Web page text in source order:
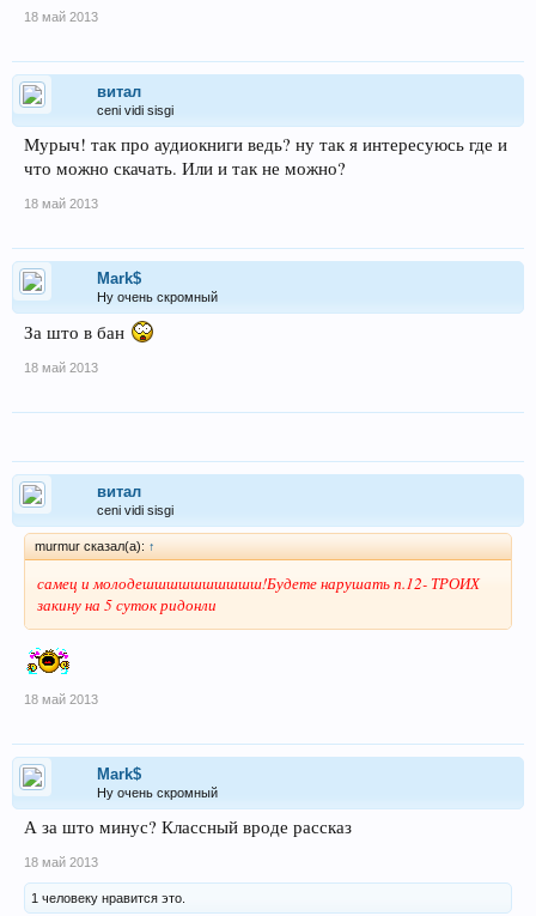
18 май 2013
витал
ceni vidi sisgi
Мурыч! так про аудиокниги ведь? ну так я интересуюсь где и
что можно скачать. Или и так не можно?
18 май 2013
Mark$
Ну очень скромный
За што в бан
18 май 2013
витал
ceni vidi sisgi
murmur сказал(а): ↑
самец и молодешшшшшшшшшш!Будете нарушать п.12- ТРОИХ
закину на 5 суток ридонли
18 май 2013
Mark$
Ну очень скромный
А за што минус? Классный вроде рассказ
18 май 2013
1 человеку нравится это.